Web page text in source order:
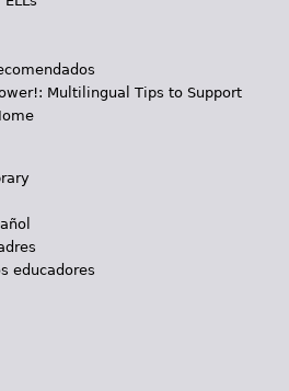
Multilingual Tips to Support
educadores